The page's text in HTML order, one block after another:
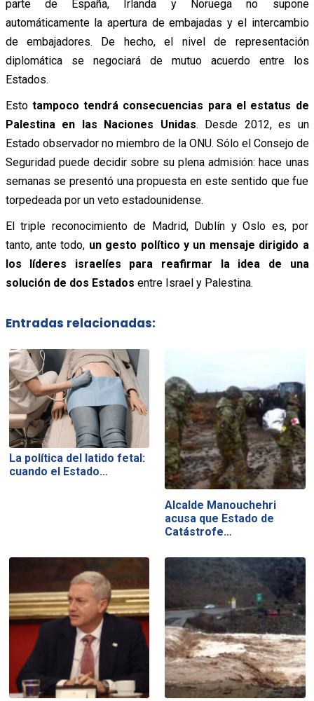
parte de España, Irlanda y Noruega no supone
automáticamente la apertura de embajadas y el intercambio
de embajadores. De hecho, el nivel de representación
diplomática se negociará de mutuo acuerdo entre los
Estados.
Esto tampoco tendrá consecuencias para el estatus de
Palestina en las Naciones Unidas. Desde 2012, es un
Estado observador no miembro de la ONU. Sólo el Consejo de
Seguridad puede decidir sobre su plena admisión: hace unas
semanas se presentó una propuesta en este sentido que fue
torpedeada por un veto estadounidense.
El triple reconocimiento de Madrid, Dublín y Oslo es, por
tanto, ante todo, un gesto político y un mensaje dirigido a
los líderes israelíes para reafirmar la idea de una
solución de dos Estados entre Israel y Palestina.
Entradas relacionadas:
La política del latido fetal:
cuando el Estado…
Alcalde Manouchehri
acusa que Estado de
Catástrofe…